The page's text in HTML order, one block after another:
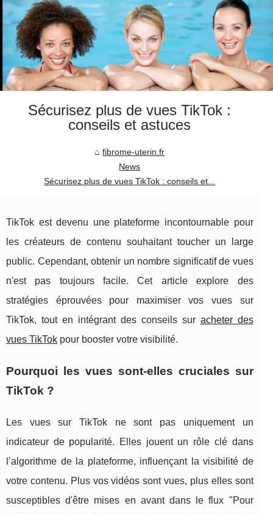
Sécurisez plus de vues TikTok :
conseils et astuces
fibrome-uterin.fr
News
Sécurisez plus de vues TikTok : conseils et...
TikTok est devenu une plateforme incontournable pour
les créateurs de contenu souhaitant toucher un large
public. Cependant, obtenir un nombre significatif de vues
n'est pas toujours facile. Cet article explore des
stratégies éprouvées pour maximiser vos vues sur
TikTok, tout en intégrant des conseils sur acheter des
vues TikTok pour booster votre visibilité.
Pourquoi les vues sont-elles cruciales sur
TikTok ?
Les vues sur TikTok ne sont pas uniquement un
indicateur de popularité. Elles jouent un rôle clé dans
l’algorithme de la plateforme, influençant la visibilité de
votre contenu. Plus vos vidéos sont vues, plus elles sont
susceptibles d'être mises en avant dans le flux "Pour